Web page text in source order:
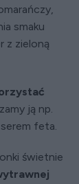
smaku
z zieloną
ją np.
feta.
świetnie